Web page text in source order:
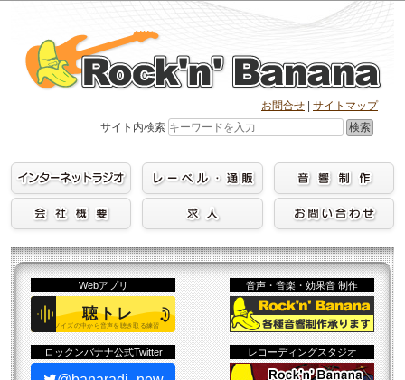
content
お問合せ
サイトマップ
サイト内検索
検索
Webアプリ 音声・音楽・効果音 制作
ロックンバナナ公式Twitter レコーディングスタジオ